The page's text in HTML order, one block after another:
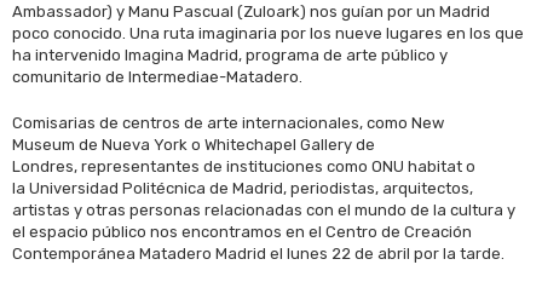
Ambassador) y Manu Pascual (Zuloark) nos guían por un Madrid
poco conocido. Una ruta imaginaria por los nueve lugares en los que
ha intervenido Imagina Madrid, programa de arte público y
comunitario de Intermediae-Matadero.
Comisarias de centros de arte internacionales, como New
Museum de Nueva York o Whitechapel Gallery de
Londres, representantes de instituciones como ONU habitat o
la Universidad Politécnica de Madrid, periodistas, arquitectos,
artistas y otras personas relacionadas con el mundo de la cultura y
el espacio público nos encontramos en el Centro de Creación
Contemporánea Matadero Madrid el lunes 22 de abril por la tarde.